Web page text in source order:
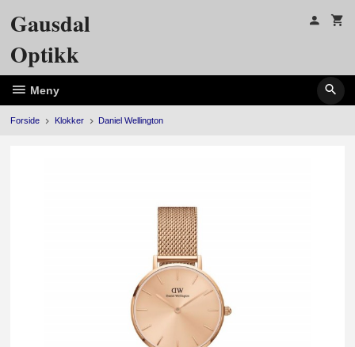
Gausdal
Optikk
Meny
Forside Klokker Daniel Wellington